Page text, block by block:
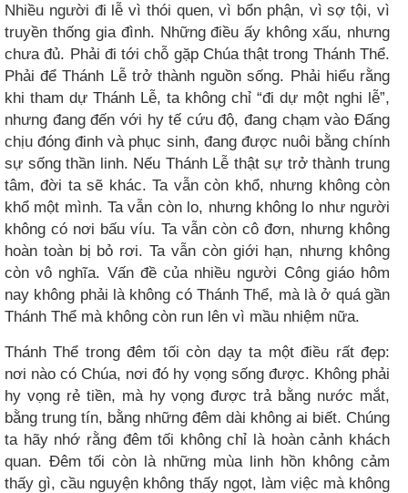
Nhiều người đi lễ vì thói quen, vì bổn phận, vì sợ tội, vì
truyền thống gia đình. Những điều ấy không xấu, nhưng
chưa đủ. Phải đi tới chỗ gặp Chúa thật trong Thánh Thể.
Phải để Thánh Lễ trở thành nguồn sống. Phải hiểu rằng
khi tham dự Thánh Lễ, ta không chỉ “đi dự một nghi lễ”,
nhưng đang đến với hy tế cứu độ, đang chạm vào Đấng
chịu đóng đinh và phục sinh, đang được nuôi bằng chính
sự sống thần linh. Nếu Thánh Lễ thật sự trở thành trung
tâm, đời ta sẽ khác. Ta vẫn còn khổ, nhưng không còn
khổ một mình. Ta vẫn còn lo, nhưng không lo như người
không có nơi bấu víu. Ta vẫn còn cô đơn, nhưng không
hoàn toàn bị bỏ rơi. Ta vẫn còn giới hạn, nhưng không
còn vô nghĩa. Vấn đề của nhiều người Công giáo hôm
nay không phải là không có Thánh Thể, mà là ở quá gần
Thánh Thể mà không còn run lên vì mầu nhiệm nữa.
Thánh Thể trong đêm tối còn dạy ta một điều rất đẹp:
nơi nào có Chúa, nơi đó hy vọng sống được. Không phải
hy vọng rẻ tiền, mà hy vọng được trả bằng nước mắt,
bằng trung tín, bằng những đêm dài không ai biết. Chúng
ta hãy nhớ rằng đêm tối không chỉ là hoàn cảnh khách
quan. Đêm tối còn là những mùa linh hồn không cảm
thấy gì, cầu nguyện không thấy ngọt, làm việc mà không